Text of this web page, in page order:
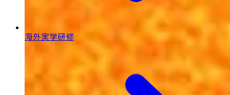
海外実学研修